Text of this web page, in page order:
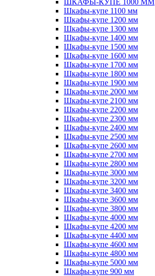
Шкафы-купе 1100 мм
Шкафы-купе 1200 мм
Шкафы-купе 1300 мм
Шкафы-купе 1400 мм
Шкафы-купе 1500 мм
Шкафы-купе 1600 мм
Шкафы-купе 1700 мм
Шкафы-купе 1800 мм
Шкафы-купе 1900 мм
Шкафы-купе 2000 мм
Шкафы-купе 2100 мм
Шкафы-купе 2200 мм
Шкафы-купе 2300 мм
Шкафы-купе 2400 мм
Шкафы-купе 2500 мм
Шкафы-купе 2600 мм
Шкафы-купе 2700 мм
Шкафы-купе 2800 мм
Шкафы-купе 3000 мм
Шкафы-купе 3200 мм
Шкафы-купе 3400 мм
Шкафы-купе 3600 мм
Шкафы-купе 3800 мм
Шкафы-купе 4000 мм
Шкафы-купе 4200 мм
Шкафы-купе 4400 мм
Шкафы-купе 4600 мм
Шкафы-купе 4800 мм
Шкафы-купе 5000 мм
Шкафы-купе 900 мм